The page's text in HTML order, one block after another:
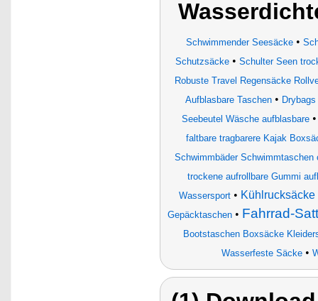
Schwimmender Seesäcke•
Schutzsäcke• Schulter Seen
Robuste Travel Regensäcke
Aufblasbare Taschen• Drybags
Seebeutel Wäsche aufblasbare
faltbare tragbarere Kajak
Schwimmbäder Schwimmtaschen
trockene aufrollbare Gummi
Wassersport • Kühlrucksäcke
Gepäcktaschen • Fahrrad-
Bootstaschen Boxsäcke
Wasserfeste Säcke •